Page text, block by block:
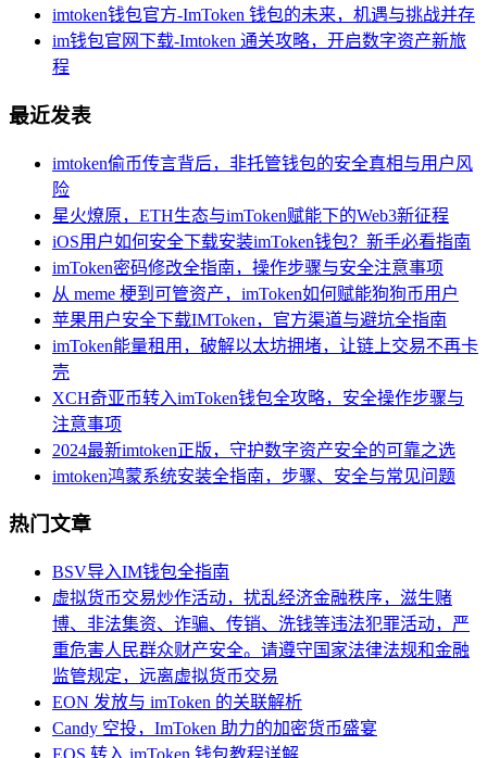
imtoken钱包官方-ImToken 钱包的未来，机遇与挑战并存
im钱包官网下载-Imtoken 通关攻略，开启数字资产新旅
程
最近发表
imtoken偷币传言背后，非托管钱包的安全真相与用户风
险
星火燎原，ETH生态与imToken赋能下的Web3新征程
iOS用户如何安全下载安装imToken钱包？新手必看指南
imToken密码修改全指南，操作步骤与安全注意事项
从 meme 梗到可管资产，imToken如何赋能狗狗币用户
苹果用户安全下载IMToken，官方渠道与避坑全指南
imToken能量租用，破解以太坊拥堵，让链上交易不再卡
壳
XCH奇亚币转入imToken钱包全攻略，安全操作步骤与
注意事项
2024最新imtoken正版，守护数字资产安全的可靠之选
imtoken鸿蒙系统安装全指南，步骤、安全与常见问题
热门文章
BSV导入IM钱包全指南
虚拟货币交易炒作活动，扰乱经济金融秩序，滋生赌
博、非法集资、诈骗、传销、洗钱等违法犯罪活动，严
重危害人民群众财产安全。请遵守国家法律法规和金融
监管规定，远离虚拟货币交易
EON 发放与 imToken 的关联解析
Candy 空投，ImToken 助力的加密货币盛宴